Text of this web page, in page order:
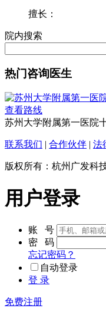
擅长：
院内搜索
热门咨询医生
查看路线
苏州大学附属第一医院
联系我们 | 合作伙伴 | 法
版权所有：杭州广发科
用户登录
账 号
密 码
忘记密码？
自动登录
登 录
免费注册